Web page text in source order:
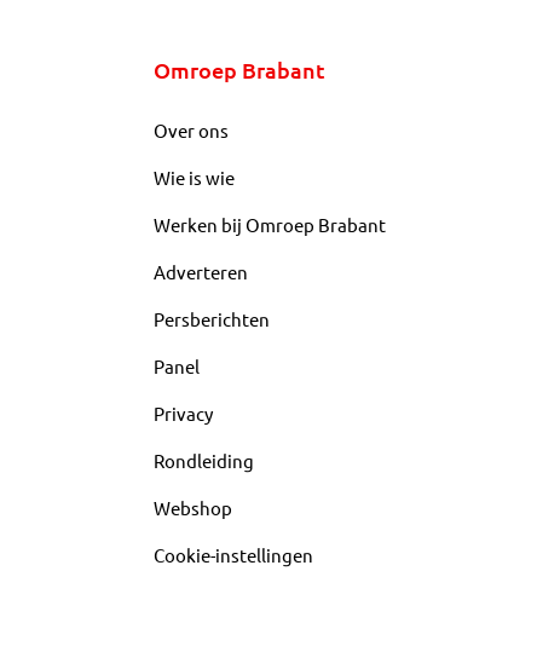
Omroep Brabant
Over ons
Wie is wie
Werken bij Omroep Brabant
Adverteren
Persberichten
Panel
Privacy
Rondleiding
Webshop
Cookie-instellingen